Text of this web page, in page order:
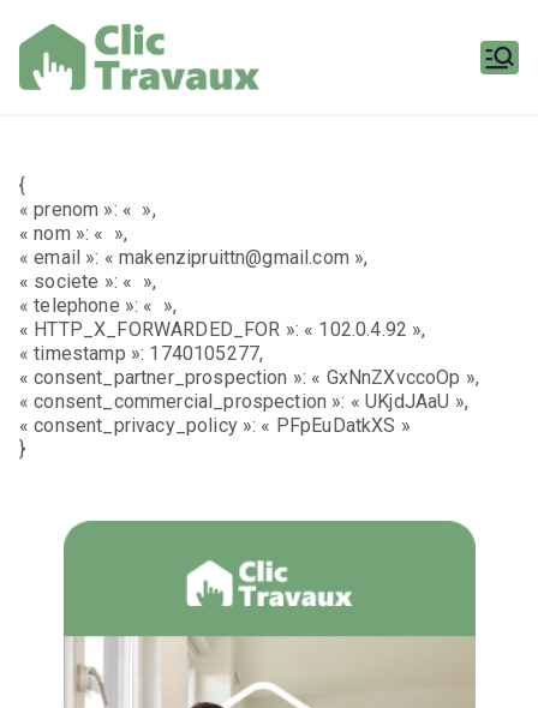
contenu
{
« prenom »: « »,
« nom »: « »,
« email »: « makenzipruittn@gmail.com »,
« societe »: « »,
« telephone »: « »,
« HTTP_X_FORWARDED_FOR »: « 102.0.4.92 »,
« timestamp »: 1740105277,
« consent_partner_prospection »: « GxNnZXvccoOp »,
« consent_commercial_prospection »: « UKjdJAaU »,
« consent_privacy_policy »: « PFpEuDatkXS »
}